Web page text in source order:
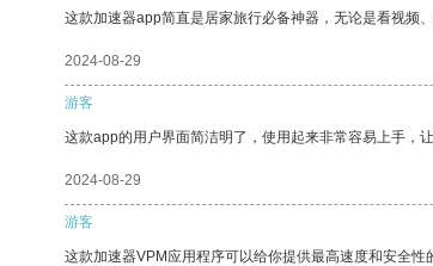
这款加速器app简直是居家旅行必备神器，无论是看视频
2024-08-29
游客
这款app的用户界面简洁明了，使用起来非常容易上手，
2024-08-29
游客
这款加速器VPM应用程序可以给你提供最高速度和安全性